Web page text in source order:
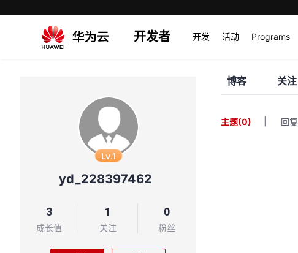
开发者 开发 活动 Programs
Lv.1
yd_228397462
3
成长值
1
关注
0
粉丝
博客 关注
主题(0) 回复